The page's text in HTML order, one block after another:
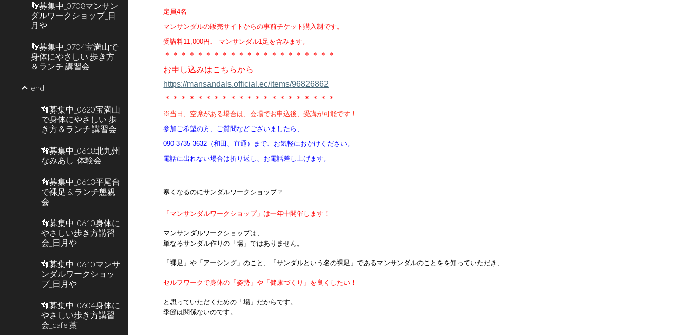
👣募集中_0708マンサン
ダルワークショップ_日
月や
👣募集中_0704宝満山で
身体にやさしい 歩き方
＆ランチ 講習会
end
👣募集中_0620宝満山
で身体にやさしい 歩
き方＆ランチ 講習会
👣募集中_0618北九州
なみあし_体験会
👣募集中_0613平尾台
で裸足 & ランチ懇親
会
👣募集中_0610身体に
やさしい歩き方講習
会_日月や
👣募集中_0610マンサ
ンダルワークショッ
プ_日月や
👣募集中_0604身体に
やさしい歩き方講習
会_cafe 藁
定員4名
マンサンダルの販売サイトからの事前チケット購入制です。
受講料11,000円、 マンサンダル1足を含みます。
＊＊＊＊＊＊＊＊＊＊＊＊＊＊＊＊＊＊＊＊＊
お申し込みはこちらから
https://mansandals.official.ec/items/96826862
＊＊＊＊＊＊＊＊＊＊＊＊＊＊＊＊＊＊＊＊＊
※当日、空席がある場合は、会場でお申込後、受講が可能です！
参加ご希望の方、ご質問などございましたら、
090-3735-3632（和田、直通）まで、お気軽におかけください。
電話に出れない場合は折り返し、お電話差し上げます。
寒くなるのにサンダルワークショップ？
「マンサンダルワークショップ」は一年中開催します！
マンサンダルワークショップは、
単なるサンダル作りの「場」ではありません。
「裸足」や「アーシング」のこと、「サンダルという名の裸足」であるマンサンダルのことをを知っていただき、
セルフワークで身体の「姿勢」や「健康づくり」を良くしたい！
と思っていただくための「場」だからです。
季節は関係ないのです。